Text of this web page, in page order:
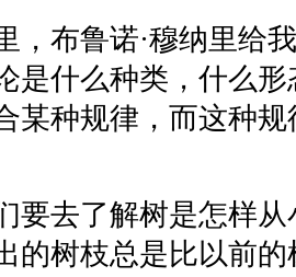
，布鲁诺·穆纳里给
是什么种类，什么
某种规律，而这种
要去了解树是怎样
的树枝总是比以前